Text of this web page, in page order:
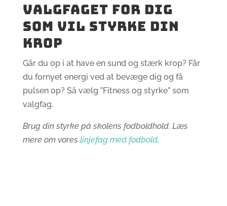
Valgfaget for dig
som vil styrke din
krop
Går du op i at have en sund og stærk krop? Får
du fornyet energi ved at bevæge dig og få
pulsen op? Så vælg ”Fitness og styrke” som
valgfag.
Brug din styrke på skolens fodboldhold. Læs
mere om vores linjefag med fodbold.